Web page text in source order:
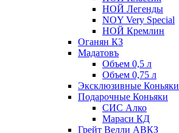
НОЙ Легенды
NOY Very Speсial
НОЙ Кремлин
Оганян КЗ
Мадатовъ
Объем 0,5 л
Объем 0,75 л
Эксклюзивные Коньяки
Подарочные Коньяки
СИС Алко
Мараси КД
Грейт Велли АВКЗ